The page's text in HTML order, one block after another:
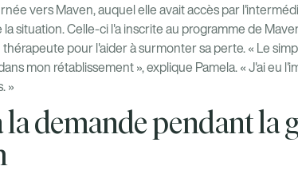
vers Maven, auquel elle avait accès par
situation. Celle-ci l'a inscrite au programme de
pour l'aider à surmonter sa perte. « Le
mon rétablissement », explique Pamela. « J'ai eu
»
la demande pendant la